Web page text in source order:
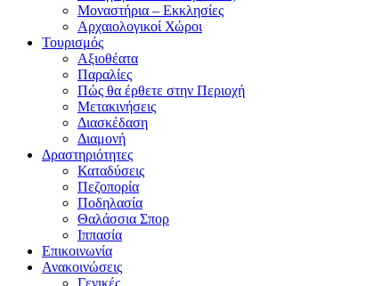
Μοναστήρια – Εκκλησίες
Αρχαιολογικοί Χώροι
Τουρισμός
Αξιοθέατα
Παραλίες
Πώς θα έρθετε στην Περιοχή
Μετακινήσεις
Διασκέδαση
Διαμονή
Δραστηριότητες
Καταδύσεις
Πεζοπορία
Ποδηλασία
Θαλάσσια Σπορ
Ιππασία
Επικοινωνία
Ανακοινώσεις
Γενικές